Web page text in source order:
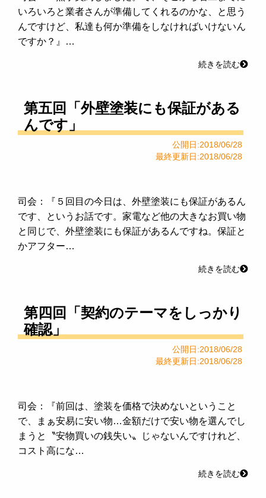
いろいろと業者さんが準備してくれるのかな、と思う
んですけど、私達も何か準備をしなければいけないん
ですか？』…
続きを読む
第五回「外壁塗装にも保証がある
んです」
公開日:2018/06/28
最終更新日:2018/06/28
司会：『５回目の今日は、外壁塗装にも保証があるん
です、というお話です。家電など他の大きなお買い物
と同じで、外壁塗装にも保証があるんですね。保証と
かアフター…
続きを読む
第四回「契約のテーマをしっかり
確認」
公開日:2018/06/28
最終更新日:2018/06/28
司会：『前回は、塗装を価格で決めないということ
で、まぁ安易に安い物…金額だけで安い物を選んでし
まうと〝安物買いの銭失い〟じゃないんですけれど、
コスト高にな…
続きを読む